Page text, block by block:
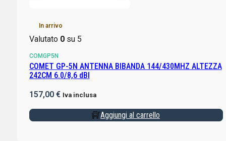
In arrivo
Valutato 0su 5
COMGP5N
COMET GP-5N ANTENNA BIBANDA 144/430MHZ ALTEZZA
242CM 6.0/8,6 dBI
157,00 € Iva inclusa
Aggiungi al carrello